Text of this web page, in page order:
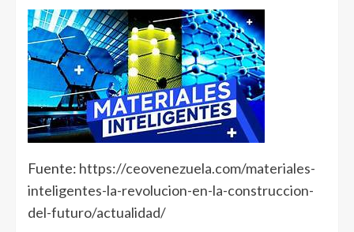
Fuente: https://ceovenezuela.com/materiales-
inteligentes-la-revolucion-en-la-construccion-
del-futuro/actualidad/